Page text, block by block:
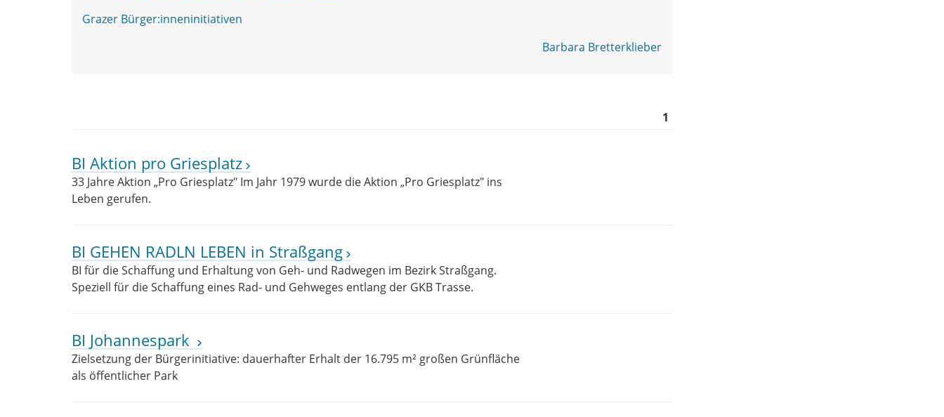
Grazer Bürger:inneninitiativen
Barbara Bretterklieber
1
BI Aktion pro Griesplatz
33 Jahre Aktion „Pro Griesplatz" Im Jahr 1979 wurde die Aktion „Pro Griesplatz" ins
Leben gerufen.
BI GEHEN RADLN LEBEN in Straßgang
BI für die Schaffung und Erhaltung von Geh- und Radwegen im Bezirk Straßgang.
Speziell für die Schaffung eines Rad- und Gehweges entlang der GKB Trasse.
BI Johannespark
Zielsetzung der Bürgerinitiative: dauerhafter Erhalt der 16.795 m² großen Grünfläche
als öffentlicher Park